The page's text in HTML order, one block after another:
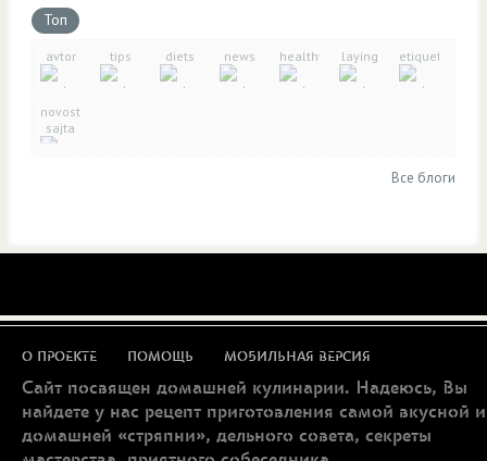
Топ
avtor tips diets news healthy_eating
laying etiquette
novosti-
sajta
Все блоги
О ПРОЕКТЕ ПОМОЩЬ МОБИЛЬНАЯ ВЕРСИЯ
Сайт посвящен домашней кулинарии. Надеюсь, Вы
найдете у нас рецепт приготовления самой вкусной и
домашней «стряпни», дельного совета, секреты